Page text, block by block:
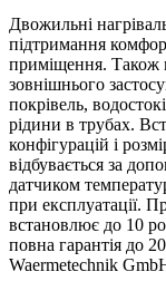
Двожильні
підтримання
приміщення. Також
зовнішнього
покрівель,
рідини в трубах.
конфігурацій і
відбувається за
датчиком
при експлуатації.
встановлює до 10
повна гарантія до
Waermetechnik